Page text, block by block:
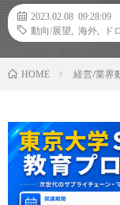
2023.02.08 09:28:09
動向/展望
海外 ド
HOME 経営/業界